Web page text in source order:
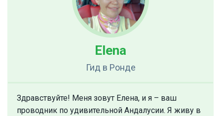
Elena
Гид в Ронде
Здравствуйте! Меня зовут Елена, и я – ваш
проводник по удивительной Андалусии. Я живу в